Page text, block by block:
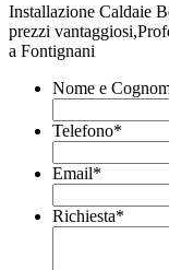
Installazione Caldaie
prezzi
a Fontignani
Nome e
Telefono*
Email*
Richiesta*